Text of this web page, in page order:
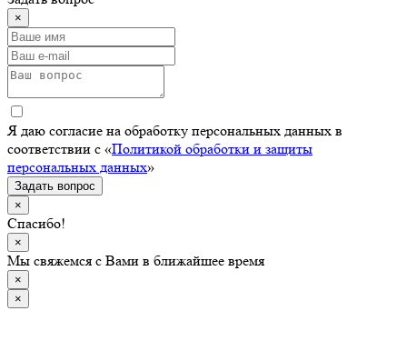
×
Я даю согласие на обработку персональных данных в
соответствии с «Политикой обработки и защиты
персональных данных»
Задать вопрос
×
Спасибо!
×
Мы свяжемся с Вами в ближайшее время
×
×